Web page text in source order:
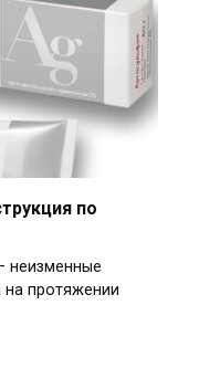
по
неизменные
на протяжении